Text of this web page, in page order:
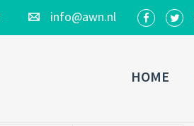
info@awn.nl
HOME